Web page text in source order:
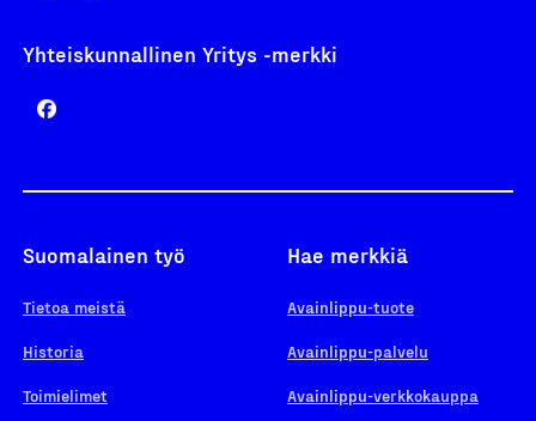
Yhteiskunnallinen Yritys -merkki
Suomalainen työ
Tietoa meistä
Historia
Toimielimet
Hae merkkiä
Avainlippu-tuote
Avainlippu-palvelu
Avainlippu-verkkokauppa